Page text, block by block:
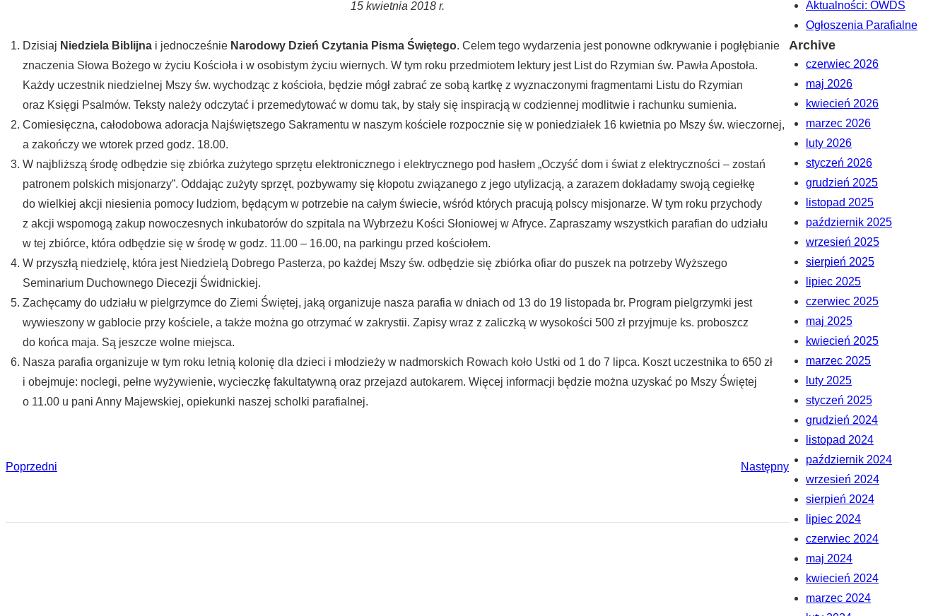
15 kwietnia 2018 r.
Dzisiaj Niedziela Biblijna i jednocześnie Narodowy Dzień Czytania Pisma Świętego. Celem tego wydarzenia jest ponowne odkrywanie i pogłębianie
znaczenia Słowa Bożego w życiu Kościoła i w osobistym życiu wiernych. W tym roku przedmiotem lektury jest List do Rzymian św. Pawła Apostoła.
Każdy uczestnik niedzielnej Mszy św. wychodząc z kościoła, będzie mógł zabrać ze sobą kartkę z wyznaczonymi fragmentami Listu do Rzymian
oraz Księgi Psalmów. Teksty należy odczytać i przemedytować w domu tak, by stały się inspiracją w codziennej modlitwie i rachunku sumienia.
Comiesięczna, całodobowa adoracja Najświętszego Sakramentu w naszym kościele rozpocznie się w poniedziałek 16 kwietnia po Mszy św. wieczornej,
a zakończy we wtorek przed godz. 18.00.
W najbliższą środę odbędzie się zbiórka zużytego sprzętu elektronicznego i elektrycznego pod hasłem „Oczyść dom i świat z elektryczności – zostań
patronem polskich misjonarzy”. Oddając zużyty sprzęt, pozbywamy się kłopotu związanego z jego utylizacją, a zarazem dokładamy swoją cegiełkę
do wielkiej akcji niesienia pomocy ludziom, będącym w potrzebie na całym świecie, wśród których pracują polscy misjonarze. W tym roku przychody
z akcji wspomogą zakup nowoczesnych inkubatorów do szpitala na Wybrzeżu Kości Słoniowej w Afryce. Zapraszamy wszystkich parafian do udziału
w tej zbiórce, która odbędzie się w środę w godz. 11.00 – 16.00, na parkingu przed kościołem.
W przyszłą niedzielę, która jest Niedzielą Dobrego Pasterza, po każdej Mszy św. odbędzie się zbiórka ofiar do puszek na potrzeby Wyższego
Seminarium Duchownego Diecezji Świdnickiej.
Zachęcamy do udziału w pielgrzymce do Ziemi Świętej, jaką organizuje nasza parafia w dniach od 13 do 19 listopada br. Program pielgrzymki jest
wywieszony w gablocie przy kościele, a także można go otrzymać w zakrystii. Zapisy wraz z zaliczką w wysokości 500 zł przyjmuje ks. proboszcz
do końca maja. Są jeszcze wolne miejsca.
Nasza parafia organizuje w tym roku letnią kolonię dla dzieci i młodzieży w nadmorskich Rowach koło Ustki od 1 do 7 lipca. Koszt uczestnika to 650 zł
i obejmuje: noclegi, pełne wyżywienie, wycieczkę fakultatywną oraz przejazd autokarem. Więcej informacji będzie można uzyskać po Mszy Świętej
o 11.00 u pani Anny Majewskiej, opiekunki naszej scholki parafialnej.
Poprzedni Następny
Aktualności: OWDS
Ogłoszenia Parafialne
Archive
czerwiec 2026
maj 2026
kwiecień 2026
marzec 2026
luty 2026
styczeń 2026
grudzień 2025
listopad 2025
październik 2025
wrzesień 2025
sierpień 2025
lipiec 2025
czerwiec 2025
maj 2025
kwiecień 2025
marzec 2025
luty 2025
styczeń 2025
grudzień 2024
listopad 2024
październik 2024
wrzesień 2024
sierpień 2024
lipiec 2024
czerwiec 2024
maj 2024
kwiecień 2024
marzec 2024